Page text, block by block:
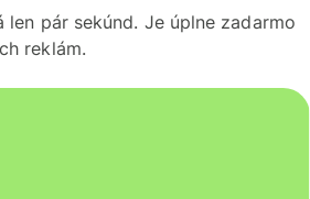
len pár sekúnd. Je úplne zadarmo
reklám.